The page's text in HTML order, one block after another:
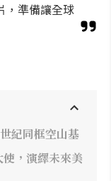
，準備讓全球
紀同框空山基
，演繹未來美